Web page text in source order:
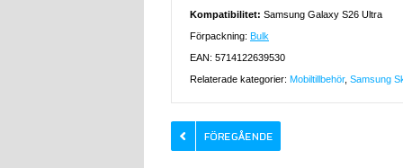
Kompatibilitet: Samsung Galaxy S26 Ultra
Förpackning: Bulk
EAN: 5714122639530
Relaterade kategorier: Mobiltillbehör, Samsung